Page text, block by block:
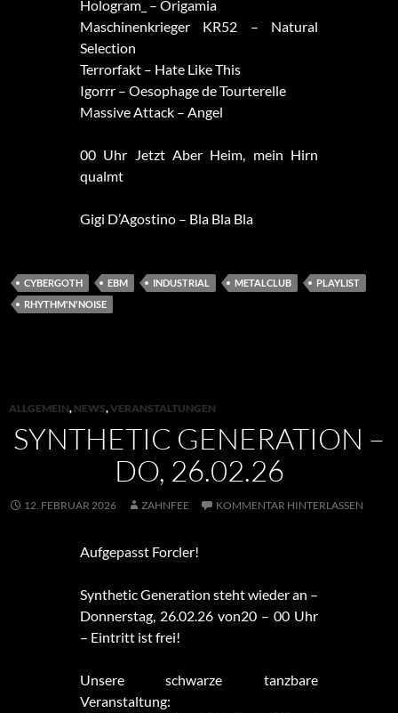
Hologram_ – Origamia
Maschinenkrieger KR52 – Natural
Selection
Terrorfakt – Hate Like This
Igorrr – Oesophage de Tourterelle
Massive Attack – Angel
00 Uhr Jetzt Aber Heim, mein Hirn
qualmt
Gigi D’Agostino – Bla Bla Bla
CYBERGOTH EBM INDUSTRIAL METALCLUB
PLAYLIST
RHYTHM'N'NOISE
ALLGEMEIN, NEWS,VERANSTALTUNGEN
SYNTHETIC GENERATION –
DO, 26.02.26
12. FEBRUAR 2026 ZAHNFEE KOMMENTAR HINTERLASSEN
Aufgepasst Forcler!
Synthetic Generation steht wieder an –
Donnerstag, 26.02.26 von20 – 00 Uhr
– Eintritt ist frei!
Unsere schwarze tanzbare
Veranstaltung: